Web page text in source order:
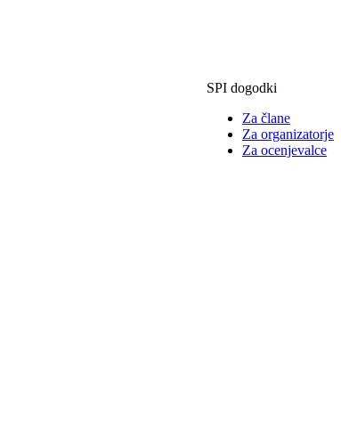
SPI dogodki
Za člane
Za organizatorje
Za ocenjevalce